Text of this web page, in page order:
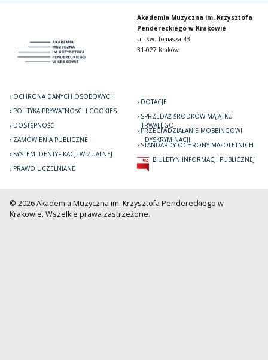
Akademia Muzyczna im. Krzysztofa
Pendereckiego w Krakowie
ul. św. Tomasza 43
31-027 Kraków
OCHRONA DANYCH OSOBOWYCH
POLITYKA PRYWATNOŚCI I COOKIES
DOSTĘPNOŚĆ
ZAMÓWIENIA PUBLICZNE
SYSTEM IDENTYFIKACJI WIZUALNEJ
PRAWO UCZELNIANE
DOTACJE
SPRZEDAŻ ŚRODKÓW MAJĄTKU
TRWAŁEGO
PRZECIWDZIAŁANIE MOBBINGOWI
I DYSKRYMINACJI
STANDARDY OCHRONY MAŁOLETNICH
BIULETYN INFORMACJI PUBLICZNEJ
© 2026 Akademia Muzyczna im. Krzysztofa Pendereckiego w
Krakowie. Wszelkie prawa zastrzeżone.